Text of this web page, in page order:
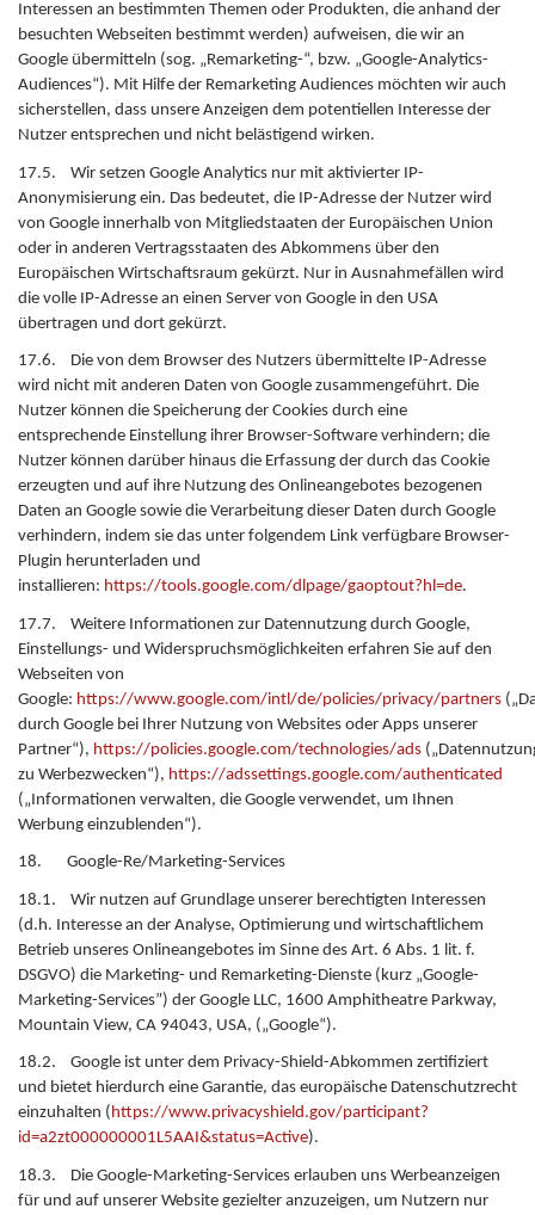
Interessen an bestimmten Themen oder Produkten, die anhand der
besuchten Webseiten bestimmt werden) aufweisen, die wir an
Google übermitteln (sog. „Remarketing-“, bzw. „Google-Analytics-
Audiences“). Mit Hilfe der Remarketing Audiences möchten wir auch
sicherstellen, dass unsere Anzeigen dem potentiellen Interesse der
Nutzer entsprechen und nicht belästigend wirken.
17.5. Wir setzen Google Analytics nur mit aktivierter IP-
Anonymisierung ein. Das bedeutet, die IP-Adresse der Nutzer wird
von Google innerhalb von Mitgliedstaaten der Europäischen Union
oder in anderen Vertragsstaaten des Abkommens über den
Europäischen Wirtschaftsraum gekürzt. Nur in Ausnahmefällen wird
die volle IP-Adresse an einen Server von Google in den USA
übertragen und dort gekürzt.
17.6. Die von dem Browser des Nutzers übermittelte IP-Adresse
wird nicht mit anderen Daten von Google zusammengeführt. Die
Nutzer können die Speicherung der Cookies durch eine
entsprechende Einstellung ihrer Browser-Software verhindern; die
Nutzer können darüber hinaus die Erfassung der durch das Cookie
erzeugten und auf ihre Nutzung des Onlineangebotes bezogenen
Daten an Google sowie die Verarbeitung dieser Daten durch Google
verhindern, indem sie das unter folgendem Link verfügbare Browser-
Plugin herunterladen und
installieren: https://tools.google.com/dlpage/gaoptout?hl=de.
17.7. Weitere Informationen zur Datennutzung durch Google,
Einstellungs- und Widerspruchsmöglichkeiten erfahren Sie auf den
Webseiten von
Google: https://www.google.com/intl/de/policies/privacy/partners
durch Google bei Ihrer Nutzung von Websites oder Apps unserer
Partner“), https://policies.google.com/technologies/ads
zu Werbezwecken“), https://adssettings.google.com/authenticated
(„Informationen verwalten, die Google verwendet, um Ihnen
Werbung einzublenden“).
18. Google-Re/Marketing-Services
18.1. Wir nutzen auf Grundlage unserer berechtigten Interessen
(d.h. Interesse an der Analyse, Optimierung und wirtschaftlichem
Betrieb unseres Onlineangebotes im Sinne des Art. 6 Abs. 1 lit. f.
DSGVO) die Marketing- und Remarketing-Dienste (kurz „Google-
Marketing-Services”) der Google LLC, 1600 Amphitheatre Parkway,
Mountain View, CA 94043, USA, („Google“).
18.2. Google ist unter dem Privacy-Shield-Abkommen zertifiziert
und bietet hierdurch eine Garantie, das europäische Datenschutzrecht
einzuhalten (https://www.privacyshield.gov/participant?
id=a2zt000000001L5AAI&status=Active).
18.3. Die Google-Marketing-Services erlauben uns Werbeanzeigen
für und auf unserer Website gezielter anzuzeigen, um Nutzern nur